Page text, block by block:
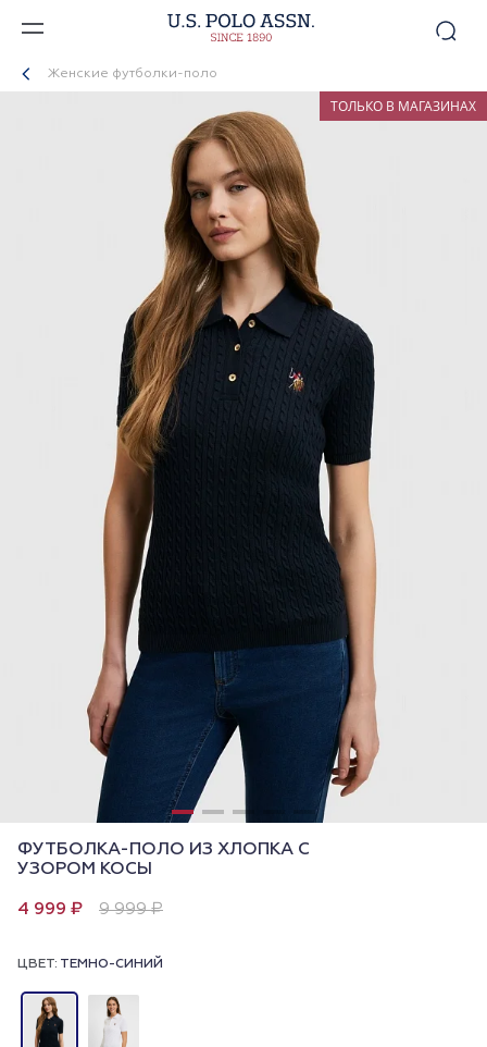
Женские футболки-поло
ТОЛЬКО В МАГАЗИНАХ
ФУТБОЛКА-ПОЛО ИЗ ХЛОПКА С
УЗОРОМ КОСЫ
4 999 ₽ 9 999 ₽
ЦВЕТ: ТЕМНО-СИНИЙ